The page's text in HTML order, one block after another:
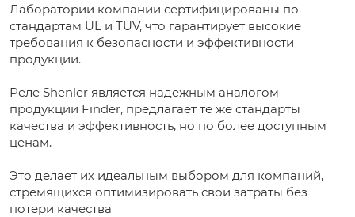
Лаборатории компании сертифицированы по
стандартам UL и TUV, что гарантирует высокие
требования к безопасности и эффективности
продукции.
Реле Shenler является надежным аналогом
продукции Finder, предлагает те же стандарты
качества и эффективность, но по более доступным
ценам.
Это делает их идеальным выбором для компаний,
стремящихся оптимизировать свои затраты без
потери качества